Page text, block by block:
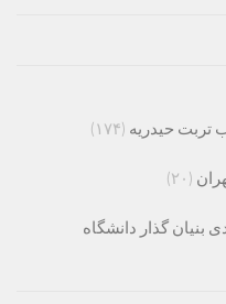
حیدریه (۱۷۴)
(۲۰)
بنیان گذار دانشگاه